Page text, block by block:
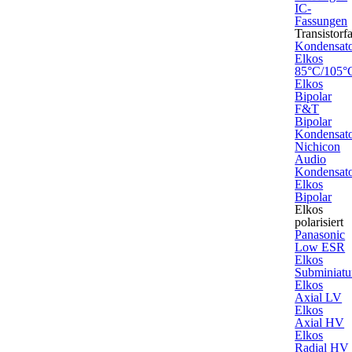
IC-
Fassungen
Elkos
85°C/
Elkos
Bipolar
F&T
Bipolar
Nichicon
Audio
Elkos
Bipolar
Elkos
polarisiert
Panasonic
Low ESR
Elkos
Elkos
Axial LV
Elkos
Axial HV
Elkos
Radial HV